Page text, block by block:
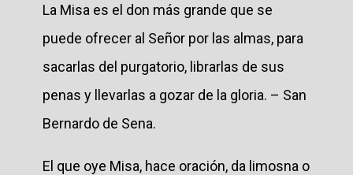
La Misa es el don más grande que se
puede ofrecer al Señor por las almas, para
sacarlas del purgatorio, librarlas de sus
penas y llevarlas a gozar de la gloria. – San
Bernardo de Sena.
El que oye Misa, hace oración, da limosna o